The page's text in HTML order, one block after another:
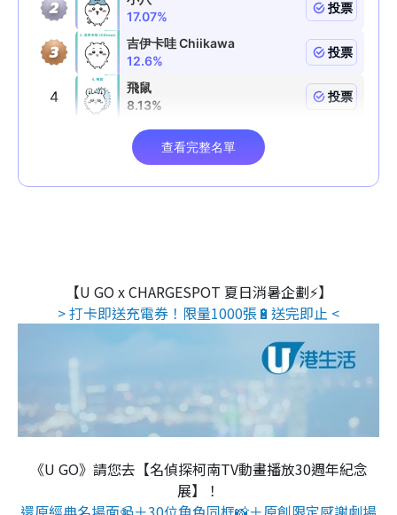
【U GO x CHARGESPOT 夏日消暑企劃⚡】
> 打卡即送充電券！限量1000張🔋送完即止 <
《U GO》請您去【名偵探柯南TV動畫播放30週年紀念
展】！